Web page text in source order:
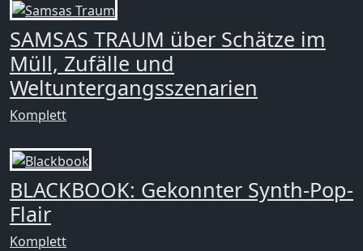
SAMSAS TRAUM über Schätze im
Müll, Zufälle und
Weltuntergangsszenarien
Komplett
BLACKBOOK: Gekonnter Synth-Pop-
Flair
Komplett